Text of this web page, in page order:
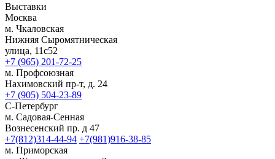
Выставки
Москва
м. Чкаловская
Нижняя Сыромятническая
улица, 11с52
+7 (965) 201-72-25
м. Профсоюзная
Нахимовский пр-т, д. 24
+7 (905) 504-23-89
С-Петербург
м. Садовая-Сенная
Вознесенский пр. д 47
+7(812)314-44-94 +7(981)916-38-85
м. Приморская